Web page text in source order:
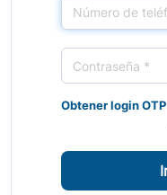
Obtener login OTP